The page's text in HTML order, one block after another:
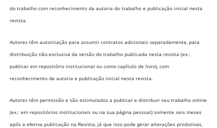
do trabalho com reconhecimento da autoria do trabalho e publicação inicial nesta
revista.
Autores têm autorização para assumir contratos adicionais separadamente, para
distribuição não-exclusiva da versão do trabalho publicada nesta revista (ex.:
publicar em repositório institucional ou como capítulo de livro), com
reconhecimento de autoria e publicação inicial nesta revista.
Autores têm permissão e são estimulados a publicar e distribuir seu trabalho online
(ex.: em repositórios institucionais ou na sua página pessoal) somente seis meses
após a efetiva publicação na Revista, já que isso pode gerar alterações produtivas,